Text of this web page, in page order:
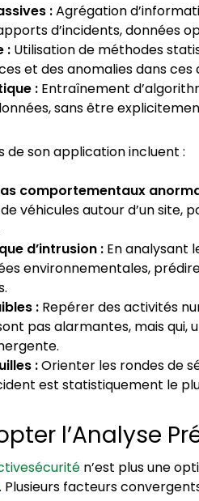
:Agrégation
d’incidents, données
: Utilisation de méthodes
et des anomalies dans ces
: Entraînement
sans être
de son application incluent :
comportementaux
véhicules autour d’un
d’intrusion : En analysant
environnementales,
: Repérer des activités
pas alarmantes, mais qui,
:Orienter les rondes de
est statistiquement le
l’Analyse
n’est plus une
. Plusieurs facteurs